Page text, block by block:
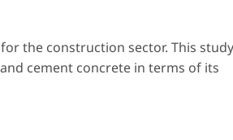
the construction sector. This study
cement concrete in terms of its